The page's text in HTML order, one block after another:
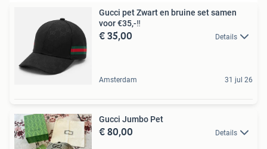
Gucci pet Zwart en bruine set samen
voor €35,-‼️
€ 35,00 Details
Amsterdam 31 jul 26
Gucci Jumbo Pet
€ 80,00 Details